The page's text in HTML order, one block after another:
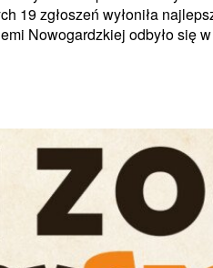
19 zgłoszeń wyłoniła
Nowogardzkiej odbyło się